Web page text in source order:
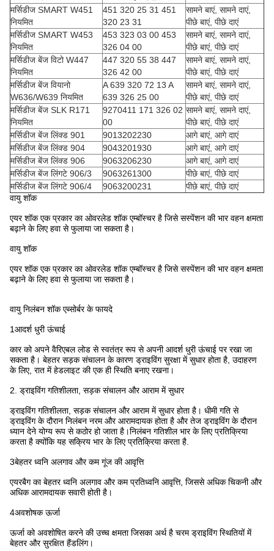
मर्सिडीज SMART W451
नियमित
451 320 25 31 451
320 23 31
सामने बाएं, सामने दाएं,
पीछे बाएं, पीछे दाएं
मर्सिडीज SMART W453
नियमित
453 323 03 00 453
326 04 00
सामने बाएं, सामने दाएं,
पीछे बाएं, पीछे दाएं
मर्सिडीज बेंज विटो W447
नियमित
447 320 55 38 447
326 42 00
सामने बाएं, सामने दाएं,
पीछे बाएं, पीछे दाएं
मर्सिडीज बेंज वियानो
W636/W639 नियमित
A 639 320 72 13 A
639 326 25 00
सामने बाएं, सामने दाएं,
पीछे बाएं, पीछे दाएं
मर्सिडीज बेंज SLK R171
नियमित
9270411 171 326 02
00
सामने बाएं, सामने दाएं,
पीछे बाएं, पीछे दाएं
मर्सिडीज बेंज लिंक्ड 901
9013202230
आगे बाएं, आगे दाएं
मर्सिडीज बेंज लिंक्ड 904
9043201930
आगे बाएं, आगे दाएं
मर्सिडीज बेंज लिंक्ड 906
9063206230
आगे बाएं, आगे दाएं
मर्सिडीज बेंज लिंगटे 906/3
9063261300
पीछे बाएं, पीछे दाएं
मर्सिडीज बेंज लिंगटे 906/4
9063200231
पीछे बाएं, पीछे दाएं
वायु शॉक
एयर शॉक एक प्रकार का ओवरलेड शॉक एम्बॉस्चर है जिसे सस्पेंशन की भार वहन क्षमता
बढ़ाने के लिए हवा से फुलाया जा सकता है।
वायु शॉक
एयर शॉक एक प्रकार का ओवरलेड शॉक एम्बॉस्चर है जिसे सस्पेंशन की भार वहन क्षमता
बढ़ाने के लिए हवा से फुलाया जा सकता है।
वायु निलंबन शॉक एब्सोर्बर के फायदे
1आदर्श धुरी ऊंचाई
कार को अपने वैरिएबल लोड से स्वतंत्र रूप से अपनी आदर्श धुरी ऊंचाई पर रखा जा
सकता है। बेहतर सड़क संचालन के कारण ड्राइविंग सुरक्षा में सुधार होता है, उदाहरण
के लिए, रात में हेडलाइट की एक ही स्थिति बनाए रखना।
2. ड्राइविंग गतिशीलता, सड़क संचालन और आराम में सुधार
ड्राइविंग गतिशीलता, सड़क संचालन और आराम में सुधार होता है। धीमी गति से
ड्राइविंग के दौरान निलंबन नरम और आरामदायक होता है और तेज ड्राइविंग के दौरान
ध्यान देने योग्य रूप से कठोर हो जाता है।निलंबन गतिशील भार के लिए प्रतिक्रिया
करता है क्योंकि यह सक्रिय भार के लिए प्रतिक्रिया करता है.
3बेहतर ध्वनि अलगाव और कम गूंज की आवृत्ति
एयरबैग का बेहतर ध्वनि अलगाव और कम प्रतिध्वनि आवृत्ति, जिससे अधिक चिकनी और
अधिक आरामदायक सवारी होती है।
4अवशोषक ऊर्जा
ऊर्जा को अवशोषित करने की उच्च क्षमता जिसका अर्थ है चरम ड्राइविंग स्थितियों में
बेहतर और सुरक्षित हैंडलिंग।